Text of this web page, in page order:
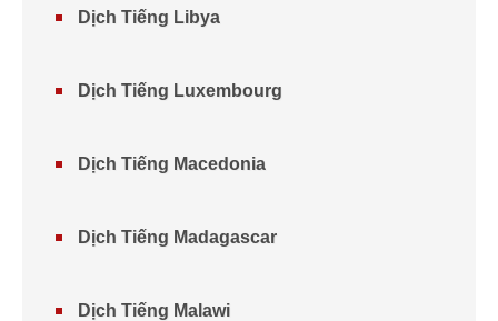
Dịch Tiếng Libya
Dịch Tiếng Luxembourg
Dịch Tiếng Macedonia
Dịch Tiếng Madagascar
Dịch Tiếng Malawi